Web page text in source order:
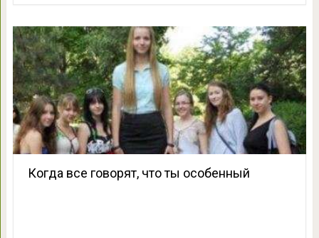
Когда все говорят, что ты особенный